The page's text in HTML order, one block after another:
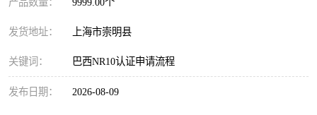
发货地址： 上海市崇明县
关键词： 巴西NR10认证申请流程
发布日期： 2026-08-09